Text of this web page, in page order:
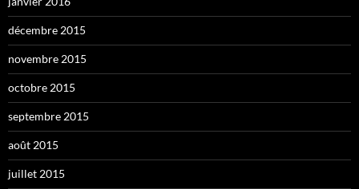
décembre 2015
novembre 2015
octobre 2015
septembre 2015
août 2015
juillet 2015